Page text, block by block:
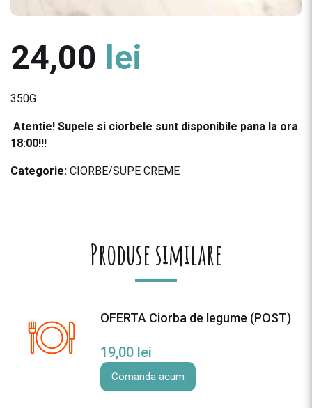
24,00 lei
350G
Atentie! Supele si ciorbele sunt disponibile pana la ora
18:00!!!
Categorie: CIORBE/SUPE CREME
Produse similare
OFERTA Ciorba de legume (POST)
19,00 lei
Comanda acum